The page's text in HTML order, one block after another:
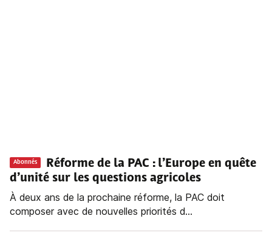
Abonnés
Réforme de la PAC : l’Europe en quête
d’unité sur les questions agricoles
À deux ans de la prochaine réforme, la PAC doit
composer avec de nouvelles priorités d...